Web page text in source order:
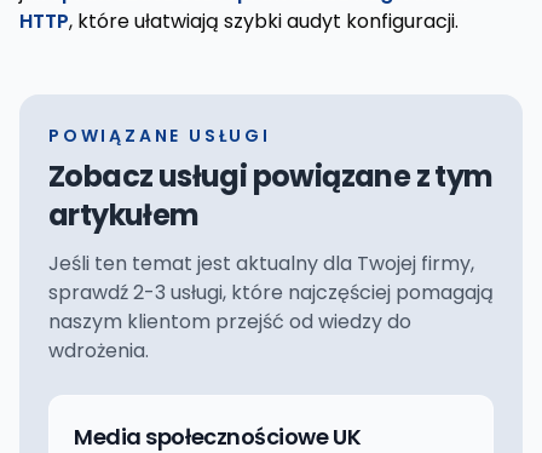
HTTP, które ułatwiają szybki audyt konfiguracji.
POWIĄZANE USŁUGI
Zobacz usługi powiązane z tym
artykułem
Jeśli ten temat jest aktualny dla Twojej firmy,
sprawdź 2-3 usługi, które najczęściej pomagają
naszym klientom przejść od wiedzy do
wdrożenia.
Media społecznościowe UK